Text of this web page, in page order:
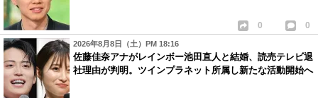
0 0
2026年8月8日（土）PM 18:16
佐藤佳奈アナがレインボー池田直人と結婚、読売テレビ退
社理由が判明。ツインプラネット所属し新たな活動開始へ